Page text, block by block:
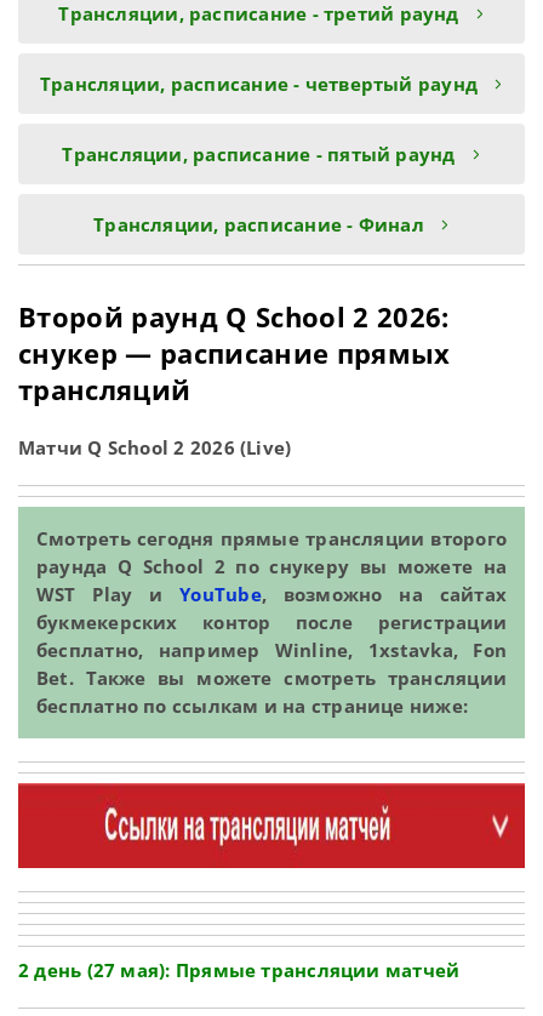
Трансляции, расписание - третий раунд
Трансляции, расписание - четвертый раунд
Трансляции, расписание - пятый раунд
Трансляции, расписание - Финал
Второй раунд Q School 2 2026:
снукер — расписание прямых
трансляций
Матчи Q School 2 2026 (Live)
Смотреть сегодня прямые трансляции второго
раунда Q School 2 по снукеру вы можете на
WST Play иYouTube, возможно на сайтах
букмекерских контор после регистрации
бесплатно, например Winline, 1xstavka, Fon
Bet. Также вы можете смотреть трансляции
бесплатно по ссылкам и на странице ниже:
2 день (27 мая): Прямые трансляции матчей